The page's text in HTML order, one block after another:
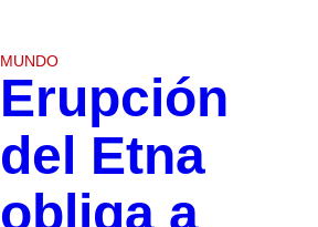
MUNDO
Erupción
del Etna
obliga a